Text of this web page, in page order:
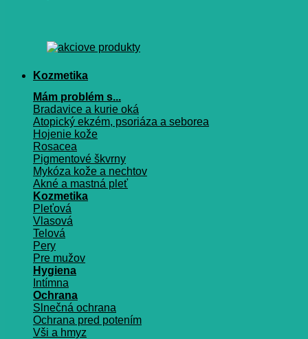
Kozmetika
Mám problém s...
Bradavice a kurie oká
Atopický ekzém, psoriáza a seborea
Hojenie kože
Rosacea
Pigmentové škvrny
Mykóza kože a nechtov
Akné a mastná pleť
Kozmetika
Pleťová
Vlasová
Telová
Pery
Pre mužov
Hygiena
Intímna
Ochrana
Slnečná ochrana
Ochrana pred potením
Vši a hmyz